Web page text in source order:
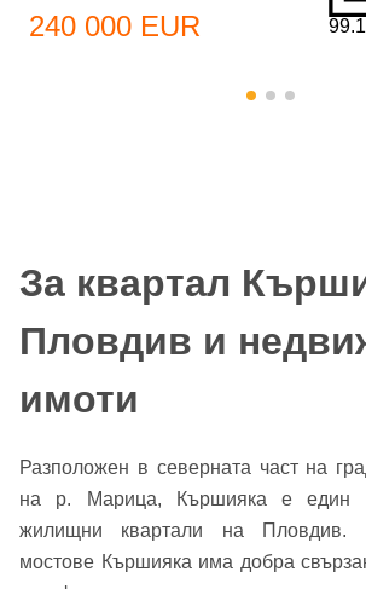
240 000 EUR
За квартал
Пловдив и
имоти
Разположен в северната част на
на р. Марица, Кършияка е един
жилищни квартали на Пловдив.
мостове Кършияка има добра